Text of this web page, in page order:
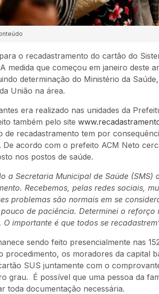
o recadastramento do cartão do
medida que começou em janeiro deste
determinação do Ministério da
União na área.
era realizado nas unidades da
também pelo site
de recadastramento tem por
De acordo com o prefeito ACM Neto
nos postos de saúde.
a Secretaria Municipal de Saúde
Recebemos, pelas redes sociais,
problemas são normais em se
de paciência. Determinei o
O importante é que todos se
sendo feito presencialmente nas
procedimento, os moradores da capital
SUS juntamente com o
grau. É possível que uma pessoa da
toda documentação necessária.